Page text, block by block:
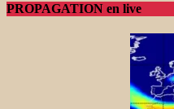
PROPAGATION en live